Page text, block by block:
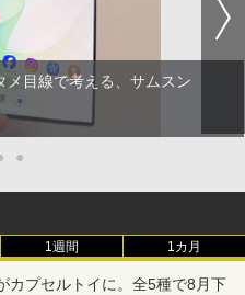
メ目線で考える、サムスン
●
1週間 1カ月
カプセルトイに。全5種で8月下